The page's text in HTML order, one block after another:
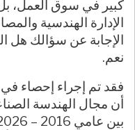
كبير في سوق العمل،
الإدارة الهندسية
الإجابة عن سؤالك هل
نعم.